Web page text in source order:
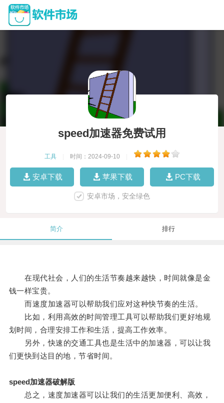
speed加速器免费试用
工具 时间：2024-09-10
安卓下载 苹果下载 PC下载
安卓市场，安全绿色
简介 排行
在现代社会，人们的生活节奏越来越快，时间就像是金
钱一样宝贵。
而速度加速器可以帮助我们应对这种快节奏的生活。
比如，利用高效的时间管理工具可以帮助我们更好地规
划时间，合理安排工作和生活，提高工作效率。
另外，快速的交通工具也是生活中的加速器，可以让我
们更快到达目的地，节省时间。
speed加速器破解版
总之，速度加速器可以让我们的生活更加便利、高效，